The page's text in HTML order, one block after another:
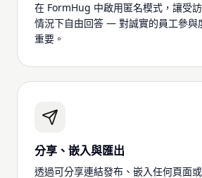
在 FormHug 中啟用匿名模式，讓受
情況下自由回答 — 對誠實的員工參與
重要。
分享、嵌入與匯出
透過可分享連結發布、嵌入任何頁面